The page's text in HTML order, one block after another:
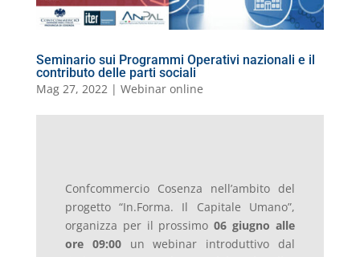
Seminario sui Programmi Operativi nazionali e il
contributo delle parti sociali
Mag 27, 2022| Webinar online
Confcommercio Cosenza nell’ambito del
progetto “In.Forma. Il Capitale Umano”,
organizza per il prossimo06 giugno alle
ore 09:00un webinar introduttivo dal